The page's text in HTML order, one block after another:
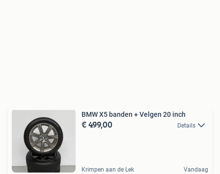
BMW X5 banden + Velgen 20 inch
€ 499,00 Details
Krimpen aan de Lek Vandaag